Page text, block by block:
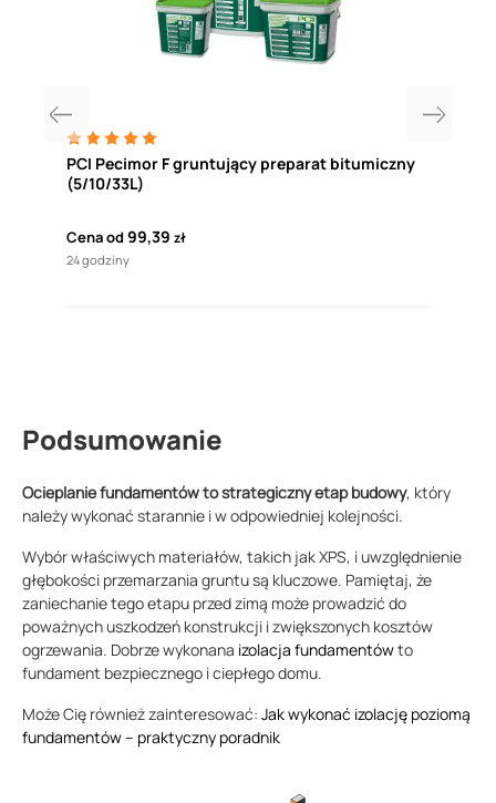
PCI Pecimor F gruntujący preparat bitumiczny
(5/10/33L)
Cena od99,39 zł
24 godziny
Podsumowanie
Ocieplanie fundamentów to strategiczny etap budowy, który
należy wykonać starannie i w odpowiedniej kolejności.
Wybór właściwych materiałów, takich jak XPS, i uwzględnienie
głębokości przemarzania gruntu są kluczowe. Pamiętaj, że
zaniechanie tego etapu przed zimą może prowadzić do
poważnych uszkodzeń konstrukcji i zwiększonych kosztów
ogrzewania. Dobrze wykonana izolacja fundamentówto
fundament bezpiecznego i ciepłego domu.
Może Cię również zainteresować: Jak wykonać izolację poziomą
fundamentów – praktyczny poradnik